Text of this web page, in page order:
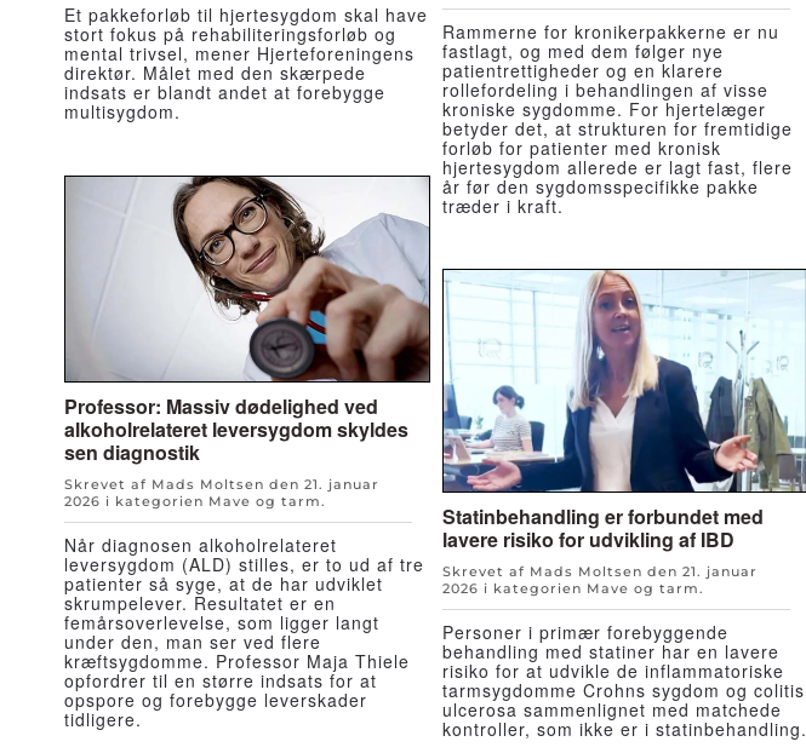
Et pakkeforløb til hjertesygdom skal have
stort fokus på rehabiliteringsforløb og
mental trivsel, mener Hjerteforeningens
direktør. Målet med den skærpede
indsats er blandt andet at forebygge
multisygdom.
Rammerne for kronikerpakkerne er nu
fastlagt, og med dem følger nye
patientrettigheder og en klarere
rollefordeling i behandlingen af visse
kroniske sygdomme. For hjertelæger
betyder det, at strukturen for fremtidige
forløb for patienter med kronisk
hjertesygdom allerede er lagt fast, flere
år før den sygdomsspecifikke pakke
træder i kraft.
Professor: Massiv dødelighed ved
alkoholrelateret leversygdom skyldes
sen diagnostik
Skrevet af Mads Moltsen den 21. januar
2026 i kategorien Mave og tarm.
Når diagnosen alkoholrelateret
leversygdom (ALD) stilles, er to ud af tre
patienter så syge, at de har udviklet
skrumpelever. Resultatet er en
femårsoverlevelse, som ligger langt
under den, man ser ved flere
kræftsygdomme. Professor Maja Thiele
opfordrer til en større indsats for at
opspore og forebygge leverskader
tidligere.
Statinbehandling er forbundet med
lavere risiko for udvikling af IBD
Skrevet af Mads Moltsen den 21. januar
2026 i kategorien Mave og tarm.
Personer i primær forebyggende
behandling med statiner har en lavere
risiko for at udvikle de inflammatoriske
tarmsygdomme Crohns sygdom og colitis
ulcerosa sammenlignet med matchede
kontroller, som ikke er i statinbehandling.